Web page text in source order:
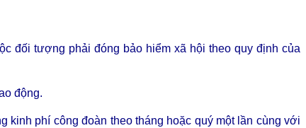
đối tượng phải đóng bảo hiểm xã hội theo quy định của
động.
kinh phí công đoàn theo tháng hoặc quý một lần cùng với